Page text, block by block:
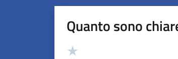
Quanto sono
Valutazione